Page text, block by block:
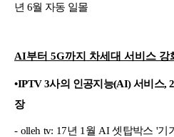
년 6월 자동 일몰
AI부터 5G까지 차세대 서비스 강
•IPTV 3사의 인공지능(AI) 서비스,
장
- olleh tv: 17년 1월 AI 셋탑박스 '